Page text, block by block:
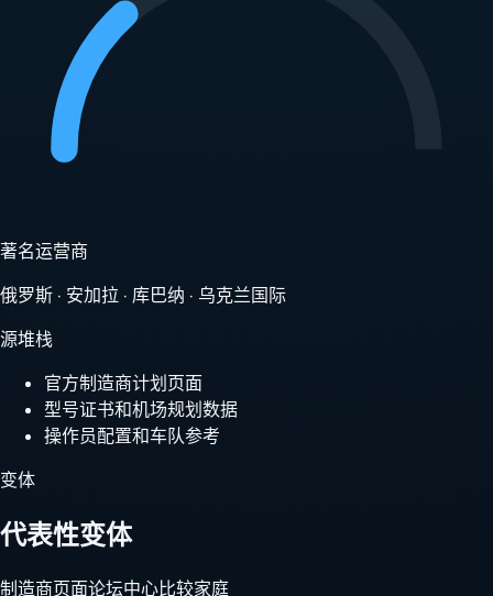
著名运营商
俄罗斯 · 安加拉 · 库巴纳 · 乌克兰国际
源堆栈
官方制造商计划页面
型号证书和机场规划数据
操作员配置和车队参考
变体
代表性变体
制造商页面论坛中心比较家庭